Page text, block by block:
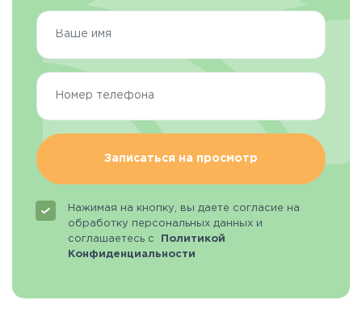
Записаться на просмотр
Нажимая на кнопку, вы даете согласие на
обработку персональных данных и
соглашаетесь с
Политикой
Конфиденциальности